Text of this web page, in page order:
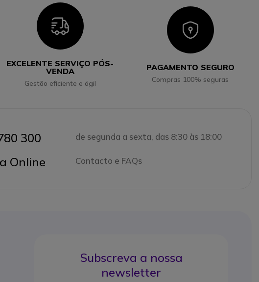
Icon
EXCELENTE SERVIÇO PÓS-
VENDA
Gestão eficiente e ágil
Icon
PAGAMENTO SEGURO
Compras 100% seguras
300 de segunda a sexta, das 8:30 às 18:00
Online Contacto e FAQs
Subscreva a nossa
newsletter